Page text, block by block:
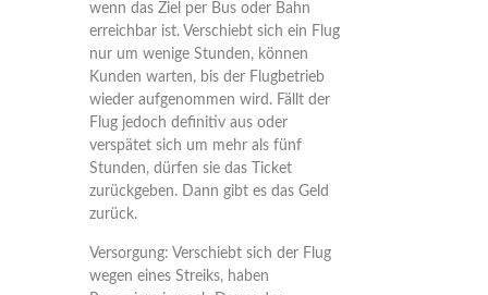
wenn das Ziel per Bus oder Bahn
erreichbar ist. Verschiebt sich ein Flug
nur um wenige Stunden, können
Kunden warten, bis der Flugbetrieb
wieder aufgenommen wird. Fällt der
Flug jedoch definitiv aus oder
verspätet sich um mehr als fünf
Stunden, dürfen sie das Ticket
zurückgeben. Dann gibt es das Geld
zurück.
Versorgung: Verschiebt sich der Flug
wegen eines Streiks, haben